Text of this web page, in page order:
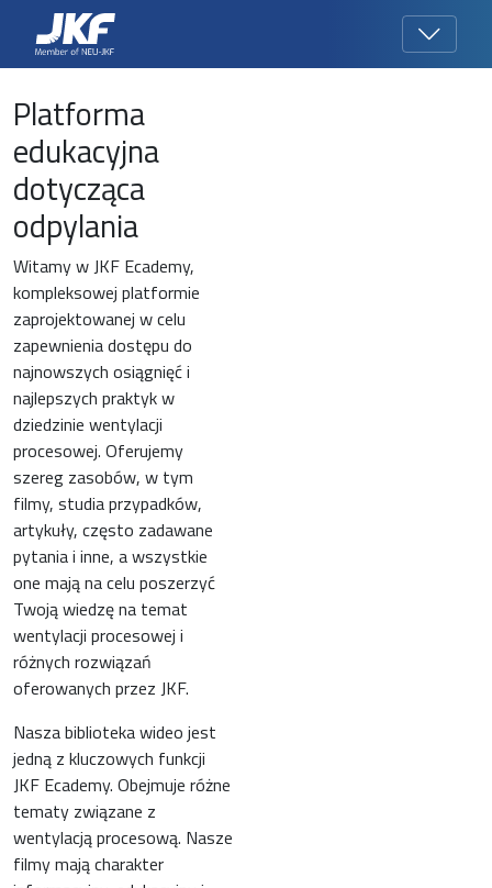
Platforma
edukacyjna
dotycząca
odpylania
Witamy w JKF Ecademy,
kompleksowej platformie
zaprojektowanej w celu
zapewnienia dostępu do
najnowszych osiągnięć i
najlepszych praktyk w
dziedzinie wentylacji
procesowej. Oferujemy
szereg zasobów, w tym
filmy, studia przypadków,
artykuły, często zadawane
pytania i inne, a wszystkie
one mają na celu poszerzyć
Twoją wiedzę na temat
wentylacji procesowej i
różnych rozwiązań
oferowanych przez JKF.
Nasza biblioteka wideo jest
jedną z kluczowych funkcji
JKF Ecademy. Obejmuje różne
tematy związane z
wentylacją procesową. Nasze
filmy mają charakter